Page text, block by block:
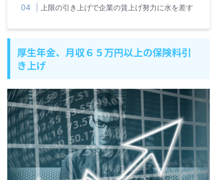
上限の引き上げで企業の賃上げ努力に水を差す
厚生年金、月収６５万円以上の保険料引
き上げ